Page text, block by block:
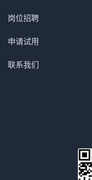
岗位招聘
申请试用
联系我们